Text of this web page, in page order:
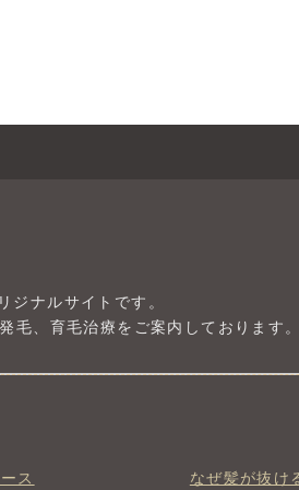
ジナルサイトです。
毛、育毛治療をご案内しております。
ス なぜ髪が抜け